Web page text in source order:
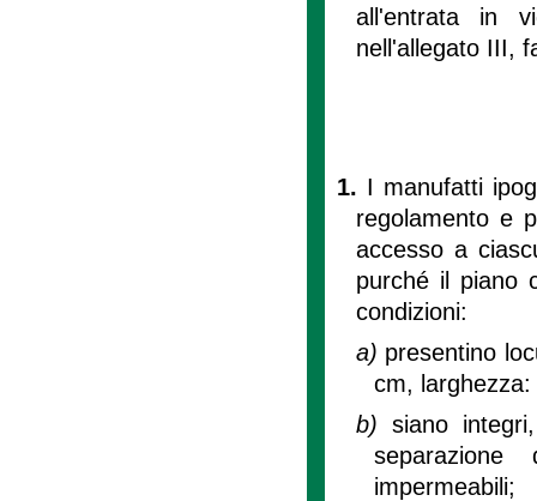
all'entrata in
nell'allegato III,
1. I manufatti
regolamento e
accesso a
purché il piano
condizioni:
a) presentino
cm,
b) siano
impermeabili;